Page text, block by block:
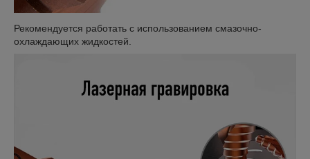
Рекомендуется работать с использованием смазочно-
охлаждающих жидкостей.